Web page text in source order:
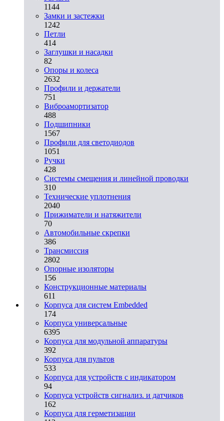
1144
Замки и застежки
1242
Петли
414
Заглушки и насадки
82
Опоры и колеса
2632
Профили и держатели
751
Виброамортизатор
488
Подшипники
1567
Профили для светодиодов
1051
Ручки
428
Системы смещения и линейной проводки
310
Технические уплотнения
2040
Прижиматели и натяжители
70
Автомобильные скрепки
386
Трансмиссия
2802
Опорные изоляторы
156
Конструкционные материалы
611
Корпуса для систем Embedded
174
Корпуса универсальные
6395
Корпуса для модульной аппаратуры
392
Корпуса для пультов
533
Корпуса для устройств с индикатором
94
Корпуса устройств сигнализ. и датчиков
162
Корпуса для герметизации